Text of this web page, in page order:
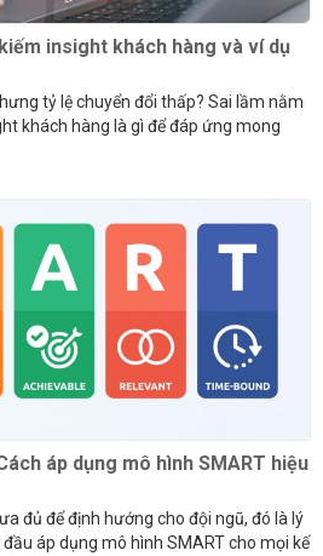
insight khách hàng và ví dụ
tỷ lệ chuyển đổi thấp? Sai lầm nằm
khách hàng là gì để đáp ứng mong
áp dụng mô hình SMART hiệu
đủ để định hướng cho đội ngũ, đó là lý
áp dụng mô hình SMART cho mọi kế